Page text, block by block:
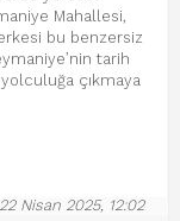
Mahallesi,
bu benzersiz
tarih
çıkmaya
Nisan 2025, 12:02